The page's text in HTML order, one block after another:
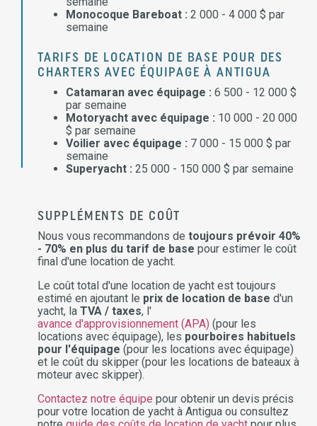
Monocoque Bareboat : 2 000 - 4 000 $ par
semaine
TARIFS DE LOCATION DE BASE POUR DES
CHARTERS AVEC ÉQUIPAGE À ANTIGUA
Catamaran avec équipage : 6 500 - 12 000 $
par semaine
Motoryacht avec équipage : 10 000 - 20 000
$ par semaine
Voilier avec équipage : 7 000 - 15 000 $ par
semaine
Superyacht : 25 000 - 150 000 $ par semaine
SUPPLÉMENTS DE COÛT
Nous vous recommandons de toujours prévoir 40%
- 70% en plus du tarif de base pour estimer le coût
final d'une location de yacht.
Le coût total d'une location de yacht est toujours
estimé en ajoutant le prix de location de base d'un
yacht, la TVA / taxes, l'
avance d'approvisionnement (APA) (pour les
locations avec équipage), les pourboires habituels
pour l'équipage (pour les locations avec équipage)
et le coût du skipper (pour les locations de bateaux à
moteur avec skipper).
Contactez notre équipe pour obtenir un devis précis
pour votre location de yacht à Antigua ou consultez